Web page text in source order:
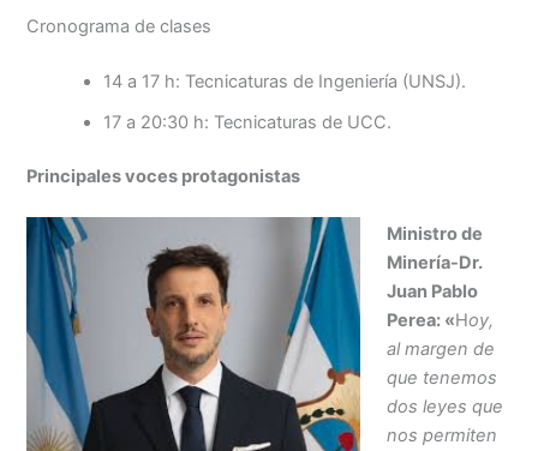
Cronograma de clases
14 a 17 h: Tecnicaturas de Ingeniería (UNSJ).
17 a 20:30 h: Tecnicaturas de UCC.
Principales voces protagonistas
Ministro de
Minería-Dr.
Juan Pablo
Perea: «Hoy,
al margen de
que tenemos
dos leyes que
nos permiten